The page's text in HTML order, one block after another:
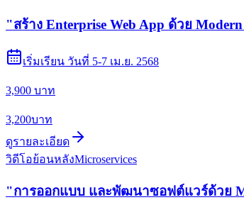
"สร้าง Enterprise Web App ด้วย
เริ่มเรียน วันที่ 5-7 เม.ย. 2568
3,900 บาท
3,200บาท
ดูรายละเอียด
วิดีโอย้อนหลังMicroservices
"การออกแบบ และพัฒนาซอฟต์แวร์ด้วย